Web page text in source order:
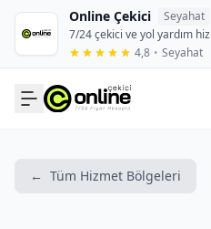
Online Çekici
Seyahat
7/24 çekici ve yol yardım
4,8 • Seyahat
← Tüm Hizmet Bölgeleri